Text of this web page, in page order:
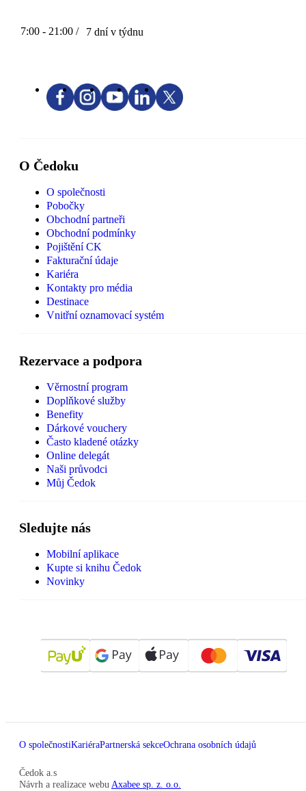
7:00 - 21:00 / 7 dní v týdnu
O Čedoku
O společnosti
Pobočky
Obchodní partneři
Obchodní podmínky
Pojištění CK
Fakturační údaje
Kariéra
Kontakty pro média
Destinace
Vnitřní oznamovací systém
Rezervace a podpora
Věrnostní program
Doplňkové služby
Benefity
Dárkové vouchery
Často kladené otázky
Online delegát
Naši průvodci
Můj Čedok
Sledujte nás
Mobilní aplikace
Kupte si knihu Čedok
Novinky
O společnostiKariéraPartnerská sekceOchrana osobních údajů
Čedok a.s
Návrh a realizace webu Axabee sp. z. o.o.